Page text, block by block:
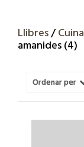
Llibres/Cuina
amanides (4)